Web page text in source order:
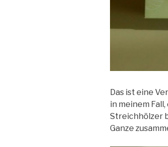
Das ist eine
in meinem
Streichhölzer
Ganze